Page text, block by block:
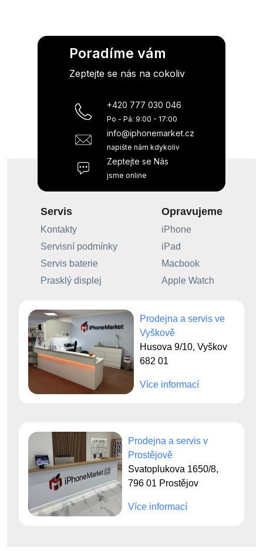
Poradíme vám
Zeptejte se nás na cokoliv
+420 777 030 046
Po - Pá: 9:00 - 17:00
info@iphonemarket.cz
napište nám kdykoliv
Zeptejte se Nás
jsme online
Servis
Kontakty
Servisní podmínky
Servis baterie
Prasklý displej
Opravujeme
iPhone
iPad
Macbook
Apple Watch
Prodejna a servis ve
Vyškově
Husova 9/10, Vyškov
682 01
Více informací
Prodejna a servis v
Prostějově
Svatoplukova 1650/8,
796 01 Prostějov
Více informací